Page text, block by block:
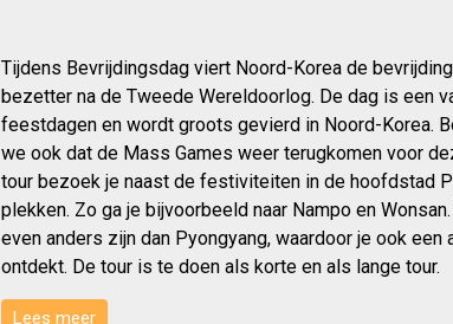
Tijdens Bevrijdingsdag viert Noord-Korea de
bezetter na de Tweede Wereldoorlog. De dag is een
feestdagen en wordt groots gevierd in Noord-Korea.
we ook dat de Mass Games weer terugkomen voor
tour bezoek je naast de festiviteiten in de hoofdstad
plekken. Zo ga je bijvoorbeeld naar Nampo en
even anders zijn dan Pyongyang, waardoor je ook een
ontdekt. De tour is te doen als korte en als lange tour.
Lees meer